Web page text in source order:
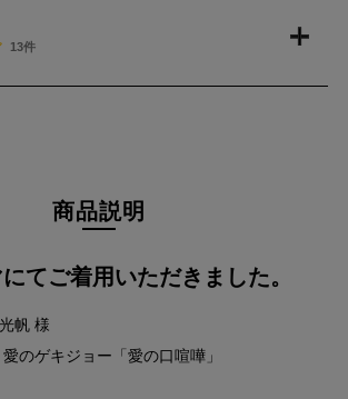
13件
商品説明
てご着用いただきました。
帆 様
のゲキジョー「愛の口喧嘩」